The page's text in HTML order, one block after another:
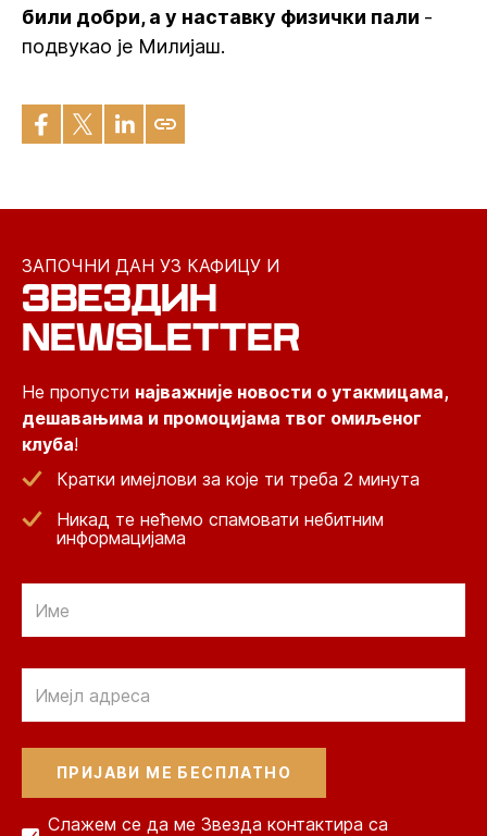
били добри, а у наставку физички пали -
подвукао је Милијаш.
ЗАПОЧНИ ДАН УЗ КАФИЦУ И
ЗВЕЗДИН
NEWSLETTER
Не пропусти најважније новости о утакмицама,
дешавањима и промоцијама твог омиљеног
клуба!
Кратки имејлови за које ти треба 2 минута
Никад те нећемо спамовати небитним
информацијама
Слажем се да ме Звезда контактира са